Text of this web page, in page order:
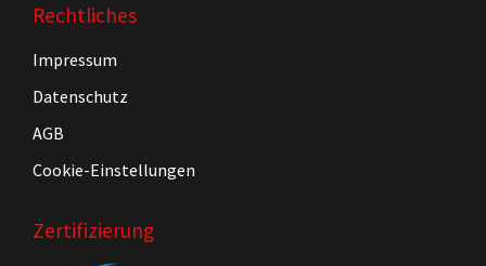
Rechtliches
Impressum
Datenschutz
AGB
Cookie-Einstellungen
Zertifizierung